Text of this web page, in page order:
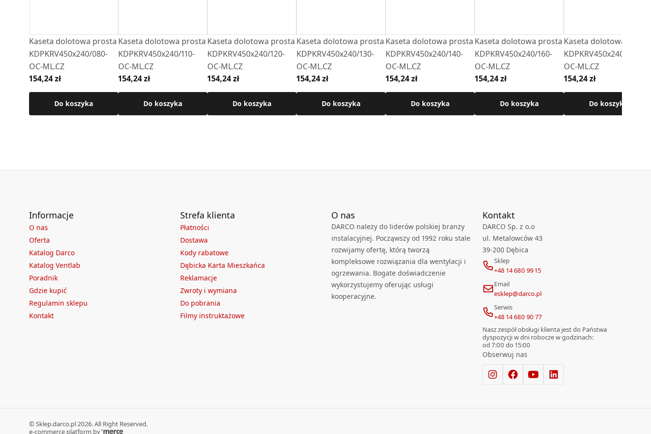
Kaseta dolotowa prosta
KDPKRV450x240/080-
OC-ML.CZ
154,24 zł
Do koszyka
Kaseta dolotowa prosta
KDPKRV450x240/110-
OC-ML.CZ
154,24 zł
Do koszyka
Kaseta dolotowa prosta
KDPKRV450x240/120-
OC-ML.CZ
154,24 zł
Do koszyka
Kaseta dolotowa prosta
KDPKRV450x240/130-
OC-ML.CZ
154,24 zł
Do koszyka
Kaseta dolotowa prosta
KDPKRV450x240/140-
OC-ML.CZ
154,24 zł
Do koszyka
Kaseta dolotowa prosta
KDPKRV450x240/160-
OC-ML.CZ
154,24 zł
Do koszyka
Kaseta dolotowa prosta
KDPKRV450x240/180-
OC-ML.CZ
154,24 zł
Do koszyka
Informacje
O nas
Oferta
Katalog Darco
Katalog Ventlab
Poradnik
Gdzie kupić
Regulamin sklepu
Kontakt
Strefa klienta
Płatności
Dostawa
Kody rabatowe
Dębicka Karta Mieszkańca
Reklamacje
Zwroty i wymiana
Do pobrania
Filmy instruktażowe
O nas
DARCO należy do liderów polskiej branży
instalacyjnej. Począwszy od 1992 roku stale
rozwijamy ofertę, którą tworzą
kompleksowe rozwiązania dla wentylacji i
ogrzewania. Bogate doświadczenie
wykorzystujemy oferując usługi
kooperacyjne.
Kontakt
DARCO Sp. z o.o
ul. Metalowców 43
39-200 Dębica
Sklep
+48 14 680 99 15
Email
esklep@darco.pl
Serwis
+48 14 680 90 77
Nasz zespół obsługi klienta jest do Państwa
dyspozycji w dni robocze w godzinach:
od 7:00 do 15:00
Obserwuj nas
© Sklep.darco.pl 2026. All Right Reserved.
e-commerce platform by